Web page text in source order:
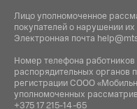
Лицо уполномоченное
покупателей о нарушении их
Электронная почта
Номер телефона
распорядительных органов
регистрации СООО
уполномоченных
+375 17 215-14-65